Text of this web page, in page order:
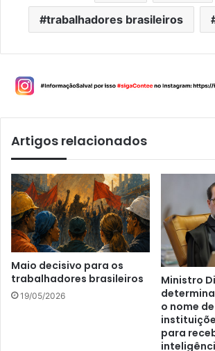
trabalhadores brasileiros
Artigos relacionados
Maio decisivo para os
trabalhadores brasileiros
19/05/2026
Ministro
determina
o nome
para